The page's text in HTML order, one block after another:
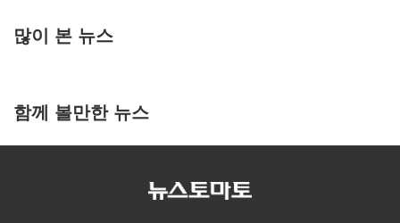
많이 본 뉴스
함께 볼만한 뉴스